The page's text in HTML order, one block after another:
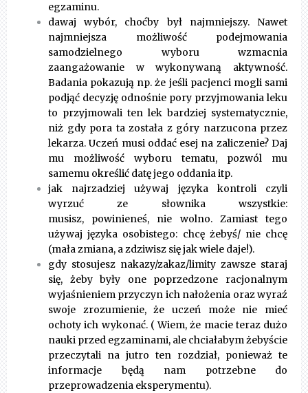
egzaminu.
dawaj wybór, choćby był najmniejszy. Nawet
najmniejsza możliwość podejmowania
samodzielnego wyboru wzmacnia
zaangażowanie w wykonywaną aktywność.
Badania pokazują np. że jeśli pacjenci mogli sami
podjąć decyzję odnośnie pory przyjmowania leku
to przyjmowali ten lek bardziej systematycznie,
niż gdy pora ta została z góry narzucona przez
lekarza. Uczeń musi oddać esej na zaliczenie? Daj
mu możliwość wyboru tematu, pozwól mu
samemu określić datę jego oddania itp.
jak najrzadziej używaj języka kontroli czyli
wyrzuć ze słownika wszystkie:
musisz, powinieneś, nie wolno. Zamiast tego
używaj języka osobistego: chcę żebyś/ nie chcę
(mała zmiana, a zdziwisz się jak wiele daje!).
gdy stosujesz nakazy/zakaz/limity zawsze staraj
się, żeby były one poprzedzone racjonalnym
wyjaśnieniem przyczyn ich nałożenia oraz wyraź
swoje zrozumienie, że uczeń może nie mieć
ochoty ich wykonać. ( Wiem, że macie teraz dużo
nauki przed egzaminami, ale chciałabym żebyście
przeczytali na jutro ten rozdział, ponieważ te
informacje będą nam potrzebne do
przeprowadzenia eksperymentu).